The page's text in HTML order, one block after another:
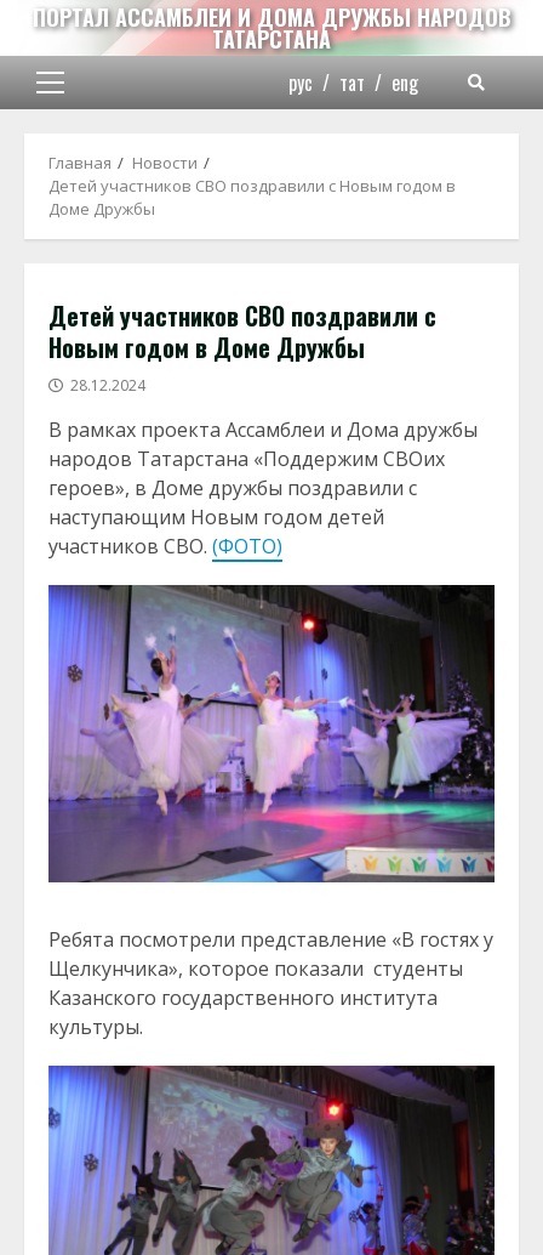
Перейти
содержимому
ПОРТАЛ АССАМБЛЕИ И ДОМА ДРУЖБЫ НАРОДОВ
ТАТАРСТАНА
Основное
рус / тат / eng
Главная
Новости
Детей участников СВО поздравили с Новым годом в
Доме Дружбы
Детей участников СВО поздравили с
Новым годом в Доме Дружбы
28.12.2024
В рамках проекта Ассамблеи и Дома дружбы
народов Татарстана «Поддержим СВОих
героев», в Доме дружбы поздравили с
наступающим Новым годом детей
участников СВО. (ФОТО)
Ребята посмотрели представление «В гостях у
Щелкунчика», которое показали студенты
Казанского государственного института
культуры.